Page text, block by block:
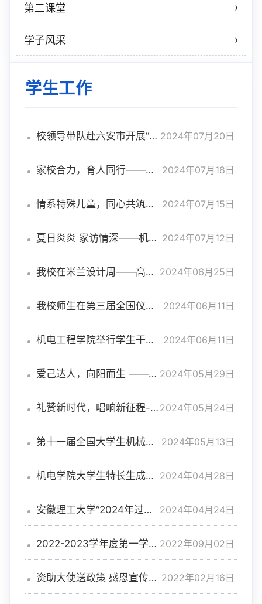
第二课堂 ›
学子风采 ›
学生工作
校领导带队赴六安市开展“访
企拓岗促就业”专项行动
2024年07月20日
家校合力，育人同行——学
校赴亳州市开展家访活动
2024年07月18日
情系特殊儿童，同心共筑成
长——机电工程学院暑期实践
传递温暖与关怀
2024年07月15日
夏日炎炎 家访情深——机电
工程学院开展2024年暑假家访
活动
2024年07月12日
我校在米兰设计周——高校
设计展中荣获佳绩
2024年06月25日
我校师生在第三届全国仪器
类毕业设计大赛中获奖
2024年06月11日
机电工程学院举行学生干部
座谈会暨毕业生欢送会
2024年06月11日
爱己达人，向阳而生 ——机
电工程学院“5.25”心理健康月
活动圆满收官
2024年05月29日
礼赞新时代，唱响新征程--
机电工程学院举办2024年青
春歌会
2024年05月24日
第十一届全国大学生机械创
新设计大赛 安徽赛区竞赛闭幕
2024年05月13日
机电学院大学生特长生成长
计划｜榜样的力量
2024年04月28日
安徽理工大学“2024年过程
装备实践与创新赛”校内选拔
赛顺利举行
2024年04月24日
2022-2023学年度第一学期
本科生辅导员带班情况
2022年09月02日
资助大使送政策 感恩宣传暖
人心——机械工程学院寒假期
2022年02月16日